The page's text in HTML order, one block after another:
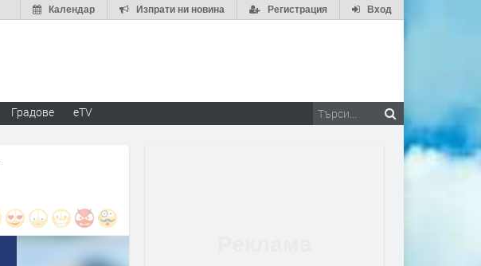
Вход
Регистрация
Изпрати ни новина
Календар
Градове eTV